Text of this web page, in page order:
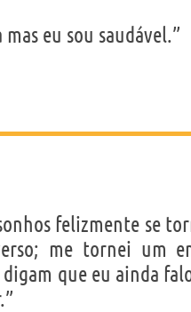
eu sou saudável.”
felizmente se
me tornei um
digam que eu ainda